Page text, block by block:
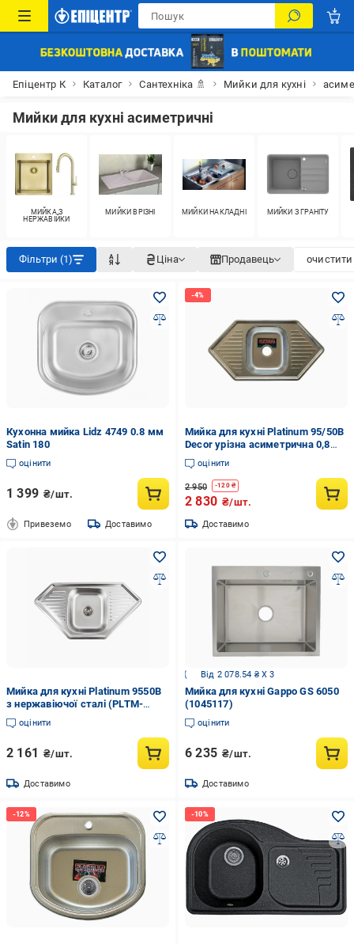
Епіцентр К Каталог Сантехніка 🚿 Мийки для кухні
Мийки для кухні асиметричні
МИЙКА З
НЕРЖАВІЙКИ
МИЙКИ ВРІЗНІ МИЙКИ НАКЛАДНІ МИЙКИ З ГРАНІТУ
Фільтри (1) Ціна Продавець очистити
Кухонна мийка Lidz 4749 0.8 мм
Satin 180
оцінити
1 399 ₴/шт.
Привеземо Доставимо
Мийка для кухні Platinum 95/50В
Decor урізна асиметрична 0,8
мм (83)
оцінити
2 950 -120₴
2 830 ₴/шт.
Доставимо
Мийка для кухні Platinum 9550В
з нержавіючої сталі (PLTM-
SP000000636)
оцінити
2 161 ₴/шт.
Доставимо
Від 2 078.54 ₴ X 3
Мийка для кухні Gappo GS 6050
(1045117)
оцінити
6 235 ₴/шт.
Доставимо